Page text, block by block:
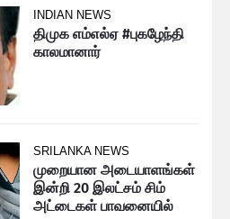
INDIAN NEWS
திமுக எம்எல்ஏ #புகழேந்தி
காலமானார்
SRILANKA NEWS
முறையான அடையாளங்கள்
இன்றி 20 இலட்சம் சிம்
அட்டைகள் பாவனையில்